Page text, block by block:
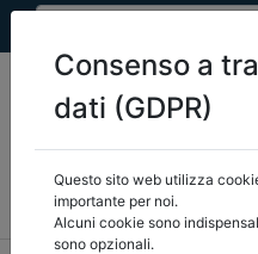
MEF FINANZA LOCALE/
CORTE DEI CONTI E
Consenso a
dati (GDPR)
Questo sito web utilizza
importante per noi.
Alcuni cookie sono
sono opzionali.